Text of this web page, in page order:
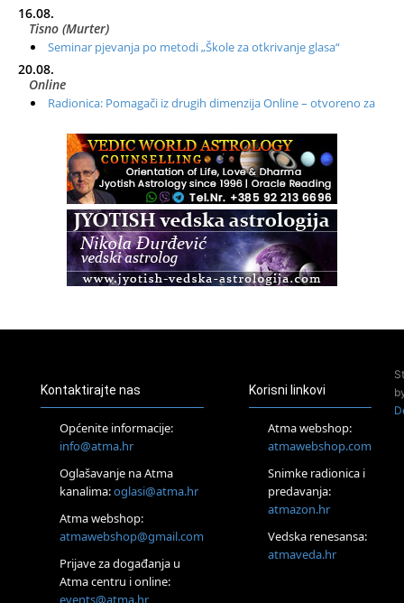
16.08.
Tisno (Murter)
Seminar pjevanja po metodi „Škole za otkrivanje glasa“
20.08.
Online
Radionica: Pomagači iz drugih dimenzija Online – otvoreno za
Zagreb+Online
Osnovni ThetaHealing® tečaj, Zagreb i Online
Zagreb
Osnovna radionica za izscjeljivanje pranom (Basic Pranic
Healing course)
Access BARS®, otpusti stres
Pjesma srca / Zagreb
Tečaj Višeg Vodstva, razvijanja intuicije i Akaša zapisa
Online
Upisi u program Profesionalni hipnoterapeut — nova
Online
Postanite Nositelj Vibracije Nove Zemlje
Kontaktirajte nas
Općenite informacije:
info@atma.hr
Oglašavanje na Atma
kanalima:oglasi@atma.hr
Atma webshop:
atmawebshop@gmail.com
Prijave za događanja u
Atma centru i online:
events@atma.hr
Korisni linkovi
Atma webshop:
atmawebshop.com
Snimke radionica i
predavanja:
atmazon.hr
Vedska renesansa:
atmaveda.hr